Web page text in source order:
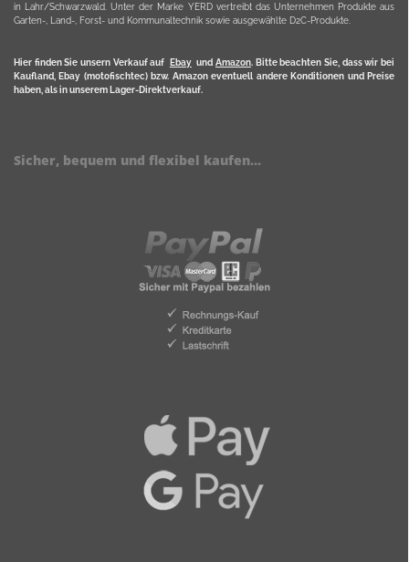
in Lahr/Schwarzwald. Unter der Marke YERD vertreibt das Unternehmen Produkte aus
Garten-, Land-, Forst- und Kommunaltechnik sowie ausgewählte D2C-Produkte.
Hier finden Sie unsern Verkauf auf Ebayund Amazon. Bitte beachten Sie, dass wir bei
Kaufland, Ebay (motofischtec) bzw. Amazon eventuell andere Konditionen und Preise
haben, als in unserem Lager-Direktverkauf.
Sicher, bequem und flexibel kaufen...